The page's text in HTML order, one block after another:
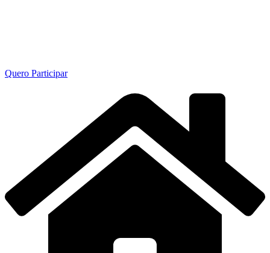
Quero Participar